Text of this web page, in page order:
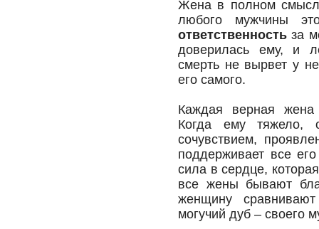
Жена в полном
любого мужчины
ответственность за
доверилась ему, и
смерть не вырвет у
его самого.
Каждая верная жена
Когда ему тяжело,
сочувствием,
поддерживает все
сила в сердце,
все жены бывают
женщину
могучий дуб – своего